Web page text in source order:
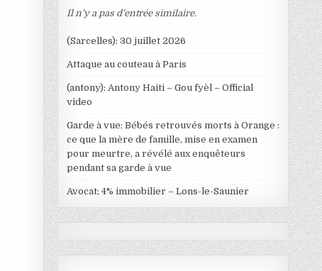
Il n’y a pas d’entrée similaire.
(Sarcelles): 30 juillet 2026
Attaque au couteau à Paris
(antony): Antony Haiti – Gou fyèl – Official
video
Garde à vue; Bébés retrouvés morts à Orange :
ce que la mère de famille, mise en examen
pour meurtre, a révélé aux enquêteurs
pendant sa garde à vue
Avocat; 4% immobilier – Lons-le-Saunier